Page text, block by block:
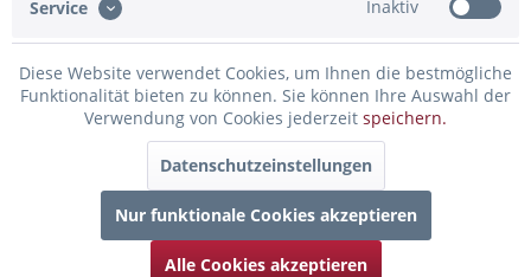
Bewertungen lesen, schreiben und diskutieren...
mehr
Infos zum Hersteller
Folgende Infos zum Hersteller sind verfübar......mehr
Kunden kauften auch
Service Inaktiv
Diese Website verwendet Cookies, um Ihnen die bestmögliche
Funktionalität bieten zu können. Sie können Ihre Auswahl der
Verwendung von Cookies jederzeit speichern.
Datenschutzeinstellungen
Nur funktionale Cookies akzeptieren
Alle Cookies akzeptieren